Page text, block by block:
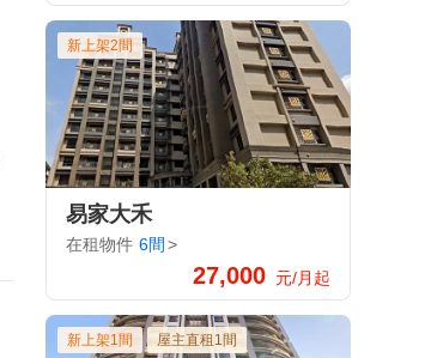
新上架2間
易家大禾
在租物件 6間 >
27,000 元/月起
新上架1間 屋主直租1間